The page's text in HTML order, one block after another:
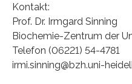
Kontakt:
Prof. Dr. Irmgard Sinning
Biochemie-Zentrum der
Telefon (06221) 54-4781
irmi.sinning@bzh.uni-